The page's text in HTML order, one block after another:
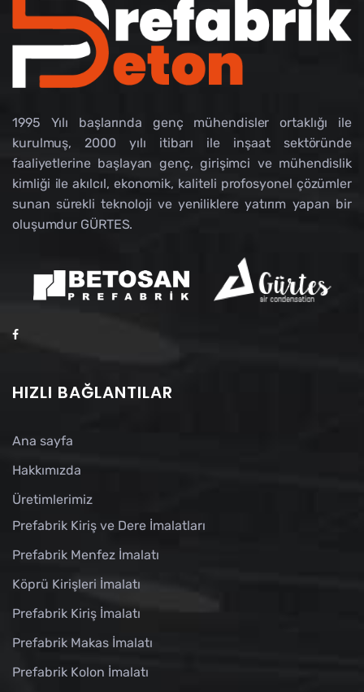
1995 Yılı başlarında genç mühendisler ortaklığı ile
kurulmuş, 2000 yılı itibarı ile inşaat sektöründe
faaliyetlerine başlayan genç, girişimci ve mühendislik
kimliği ile akılcıl, ekonomik, kaliteli profosyonel çözümler
sunan sürekli teknoloji ve yeniliklere yatırım yapan bir
oluşumdur GÜRTES.
HIZLI BAĞLANTILAR
Ana sayfa
Hakkımızda
Üretimlerimiz
Prefabrik Kiriş ve Dere İmalatları
Prefabrik Menfez İmalatı
Köprü Kirişleri İmalatı
Prefabrik Kiriş İmalatı
Prefabrik Makas İmalatı
Prefabrik Kolon İmalatı